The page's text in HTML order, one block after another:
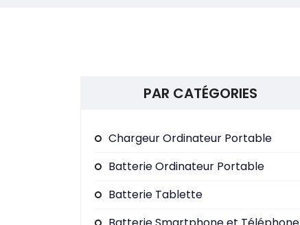
PAR CATÉGORIES
Chargeur Ordinateur Portable
Batterie Ordinateur Portable
Batterie Tablette